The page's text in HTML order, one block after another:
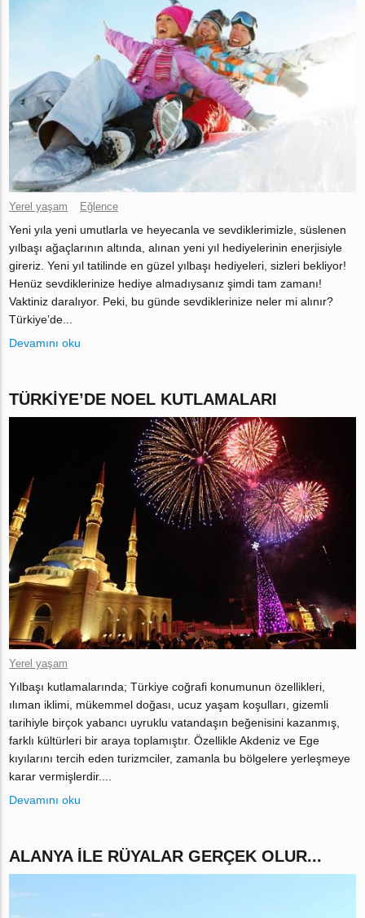
Yerel yaşam Eğlence
Yeni yıla yeni umutlarla ve heyecanla ve sevdiklerimizle, süslenen
yılbaşı ağaçlarının altında, alınan yeni yıl hediyelerinin enerjisiyle
gireriz. Yeni yıl tatilinde en güzel yılbaşı hediyeleri, sizleri bekliyor!
Henüz sevdiklerinize hediye almadıysanız şimdi tam zamanı!
Vaktiniz daralıyor. Peki, bu günde sevdiklerinize neler mi alınır?
Türkiye’de...
Devamını oku
TÜRKIYE’DE NOEL KUTLAMALARI
Yerel yaşam
Yılbaşı kutlamalarında; Türkiye coğrafi konumunun özellikleri,
ılıman iklimi, mükemmel doğası, ucuz yaşam koşulları, gizemli
tarihiyle birçok yabancı uyruklu vatandaşın beğenisini kazanmış,
farklı kültürleri bir araya toplamıştır. Özellikle Akdeniz ve Ege
kıyılarını tercih eden turizmciler, zamanla bu bölgelere yerleşmeye
karar vermişlerdir....
Devamını oku
ALANYA ILE RÜYALAR GERÇEK OLUR...